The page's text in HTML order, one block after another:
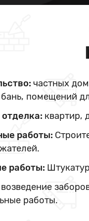
частных
помещений
квартир,
работы:
работы:
возведение
работы.